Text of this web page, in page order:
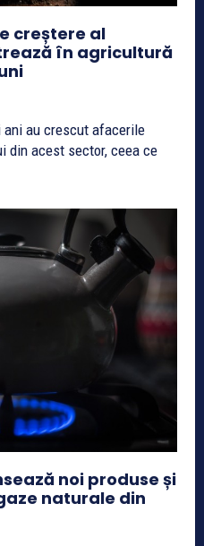
creștere al
în agricultură
ani au crescut afacerile
din acest sector, ceea ce
noi produse și
naturale din